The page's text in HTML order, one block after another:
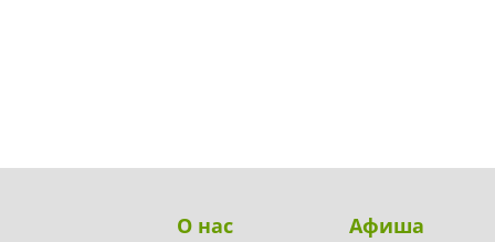
О нас Афиша